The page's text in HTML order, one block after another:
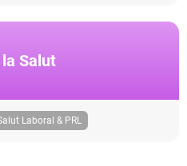
Salut
Laboral & PRL